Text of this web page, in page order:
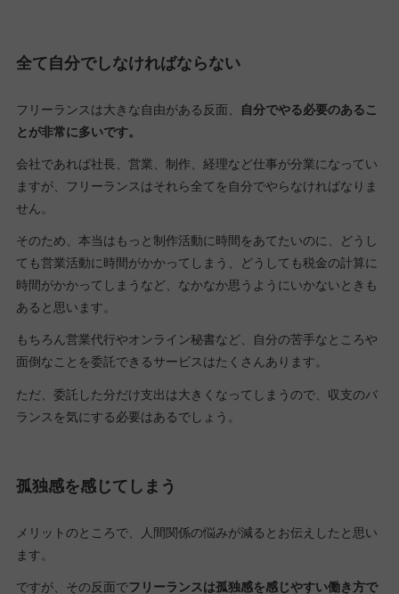
全て自分でしなければならない
フリーランスは大きな自由がある反面、
自分でやる必要のあるこ
とが非常に多いです。
会社であれば社長、営業、制作、経理など仕事が分業になってい
ますが、フリーランスはそれら全てを自分でやらなければなりま
せん。
そのため、本当はもっと制作活動に時間をあてたいのに、どうし
ても営業活動に時間がかかってしまう、どうしても税金の計算に
時間がかかってしまうなど、なかなか思うようにいかないときも
あると思います。
もちろん営業代行やオンライン秘書など、自分の苦手なところや
面倒なことを委託できるサービスはたくさんあります。
ただ、委託した分だけ支出は大きくなってしまうので、収支のバ
ランスを気にする必要はあるでしょう。
孤独感を感じてしまう
メリットのところで、人間関係の悩みが減るとお伝えしたと思い
ます。
ですが、その反面でフリーランスは孤独感を感じやすい働き方で